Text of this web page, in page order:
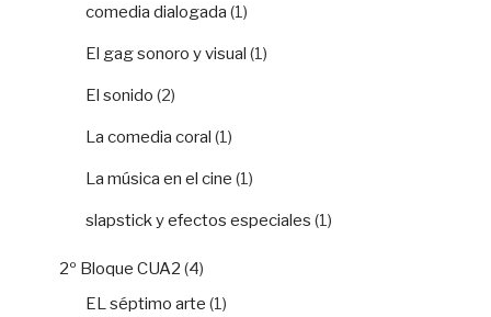
comedia dialogada (1)
El gag sonoro y visual (1)
El sonido (2)
La comedia coral (1)
La música en el cine (1)
slapstick y efectos especiales (1)
2º Bloque CUA2 (4)
EL séptimo arte (1)